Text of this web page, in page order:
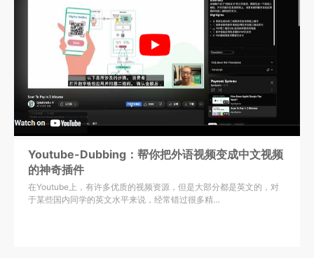
Youtube-Dubbing：帮你把外语视频变成中文视频
的神奇插件
在Youtube上，有许多优质的视频资源，但是大部分都是英文的，对
于某些国内同学的英文水平来说，经常错过很多精…